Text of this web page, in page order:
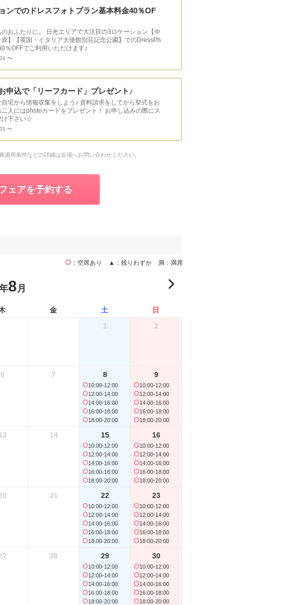
ンでのドレスフォトプラン基本料金40％OF
おふたりに。 日光エリアで大注目の3ロケーション【中
】【英国・イタリア大使館別荘記念公園】でのDressPh
％OFFでご利用いただけます♪
〜
申込で「リーフカード」プレゼント♪
宅から情報収集をしよう♪ 資料請求をしてから挙式をお
人にはphotoカードをプレゼント！ お申し込みの際にス
け下さい☆
〜
用条件などの詳細は会場へお問い合わせください。
ェアを予約する
空席あり ▲ 残りわずか 満 満席
8 月
金 土
日
1
2
6 7 8
10:00-12:00
12:00-14:00
14:00-16:00
16:00-18:00
18:00-20:00
9
10:00-12:00
12:00-14:00
14:00-16:00
16:00-18:00
18:00-20:00
14 15
10:00-12:00
12:00-14:00
14:00-16:00
16:00-18:00
18:00-20:00
16
10:00-12:00
12:00-14:00
14:00-16:00
16:00-18:00
18:00-20:00
21 22
10:00-12:00
12:00-14:00
14:00-16:00
16:00-18:00
18:00-20:00
23
10:00-12:00
12:00-14:00
14:00-16:00
16:00-18:00
18:00-20:00
28 29
10:00-12:00
12:00-14:00
14:00-16:00
16:00-18:00
18:00-20:00
30
10:00-12:00
12:00-14:00
14:00-16:00
16:00-18:00
18:00-20:00